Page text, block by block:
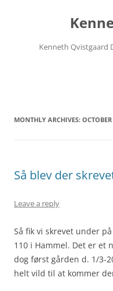
Kenneth Qvistgaard
MONTHLY ARCHIVES:
Så blev der
Leave a reply
Så fik vi skrevet under
110 i Hammel. Det er et
dog først gården d. 1/3-
helt vild til at kommer